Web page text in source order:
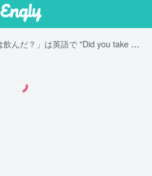
「薬は飲んだ？」は英語で "Did you take medicine?"